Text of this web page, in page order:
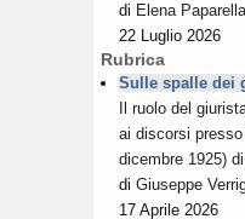
di Elena Paparella
22 Luglio 2026
Rubrica
Sulle spalle dei
Il ruolo del
ai discorsi presso
dicembre 1925)
di Giuseppe
17 Aprile 2026